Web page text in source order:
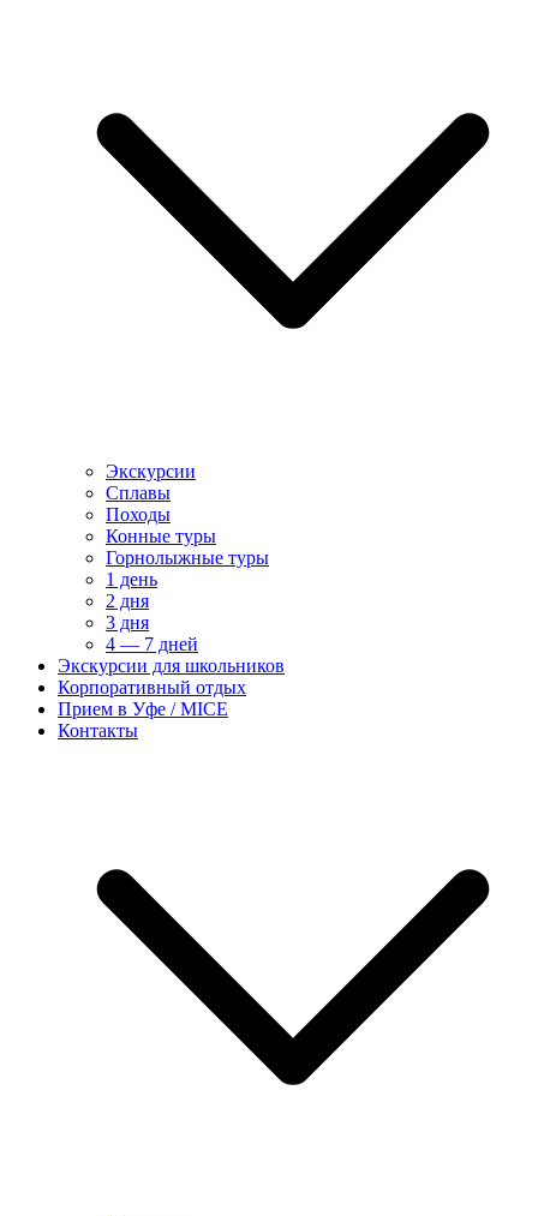
Экскурсии
Сплавы
Походы
Конные туры
Горнолыжные туры
1 день
2 дня
3 дня
4 — 7 дней
Экскурсии для школьников
Корпоративный отдых
Прием в Уфе / MICE
Контакты